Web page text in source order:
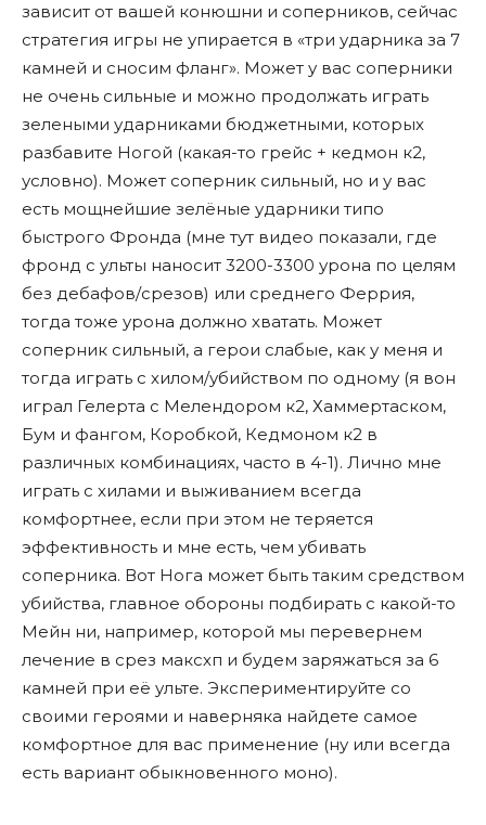
зависит от вашей конюшни и соперников, сейчас
стратегия игры не упирается в «три ударника за 7
камней и сносим фланг». Может у вас соперники
не очень сильные и можно продолжать играть
зелеными ударниками бюджетными, которых
разбавите Ногой (какая-то грейс + кедмон к2,
условно). Может соперник сильный, но и у вас
есть мощнейшие зелёные ударники типо
быстрого Фронда (мне тут видео показали, где
фронд с ульты наносит 3200-3300 урона по целям
без дебафов/срезов) или среднего Феррия,
тогда тоже урона должно хватать. Может
соперник сильный, а герои слабые, как у меня и
тогда играть с хилом/убийством по одному (я вон
играл Гелерта с Мелендором к2, Хаммертаском,
Бум и фангом, Коробкой, Кедмоном к2 в
различных комбинациях, часто в 4-1). Лично мне
играть с хилами и выживанием всегда
комфортнее, если при этом не теряется
эффективность и мне есть, чем убивать
соперника. Вот Нога может быть таким средством
убийства, главное обороны подбирать с какой-то
Мейн ни, например, которой мы перевернем
лечение в срез максхп и будем заряжаться за 6
камней при еë ульте. Экспериментируйте со
своими героями и наверняка найдете самое
комфортное для вас применение (ну или всегда
есть вариант обыкновенного моно).